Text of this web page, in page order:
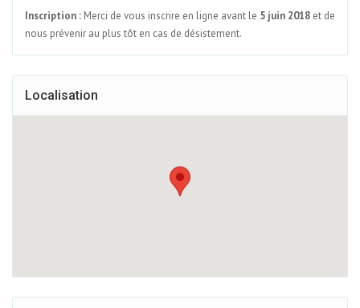
Inscription : Merci de vous inscrire en ligne avant le 5 juin 2018 et de
nous prévenir au plus tôt en cas de désistement.
Localisation